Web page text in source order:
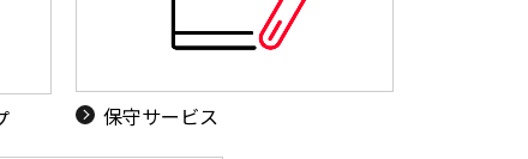
保守サービス